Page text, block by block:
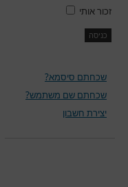
זכור אותי
שכחתם סיסמא?
שכחתם שם משתמש?
יצירת חשבון